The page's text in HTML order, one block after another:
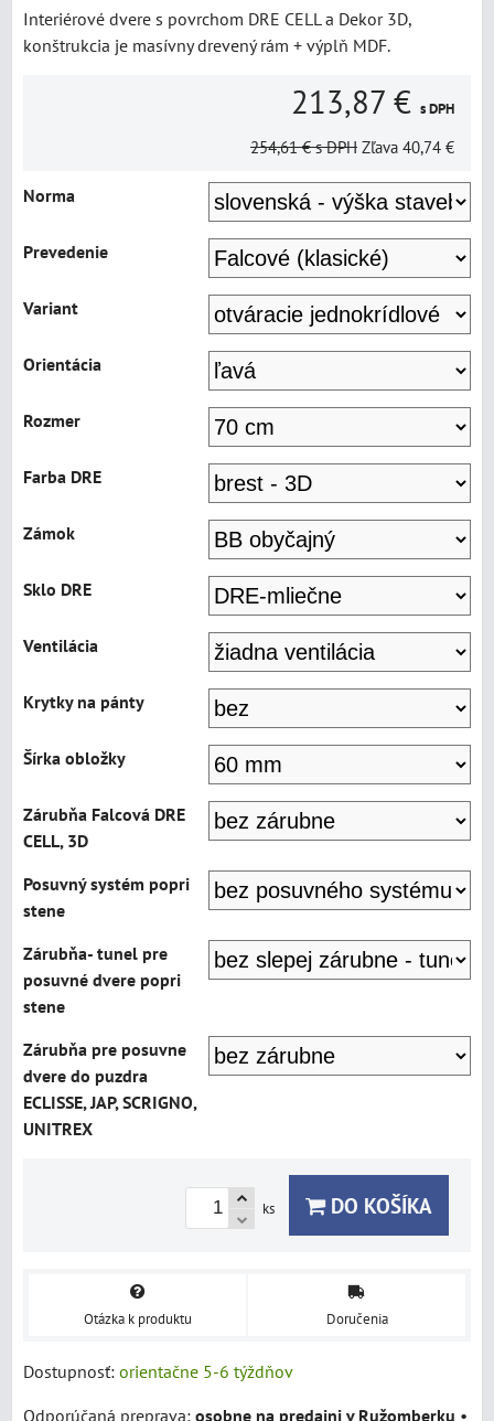
Interiérové dvere s povrchom DRE CELL a Dekor 3D,
konštrukcia je masívny drevený rám + výplň MDF.
213,87 € s DPH
254,61 € s DPH Zľava 40,74 €
Norma
Prevedenie
Variant
Orientácia
Rozmer
Farba DRE
Zámok
Sklo DRE
Ventilácia
Krytky na pánty
Šírka obložky
Zárubňa Falcová DRE
CELL, 3D
Posuvný systém popri
stene
Zárubňa- tunel pre
posuvné dvere popri
stene
Zárubňa pre posuvne
dvere do puzdra
ECLISSE, JAP, SCRIGNO,
UNITREX
ks DO KOŠÍKA
Otázka k produktu Doručenia
Dostupnosť: orientačne 5-6 týždňov
osobne na predajni v Ružomberku •